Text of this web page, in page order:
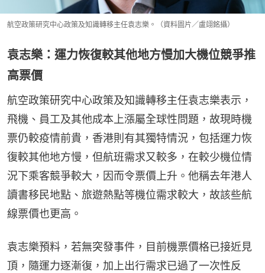
航空政策研究中心政策及知識轉移主任袁志樂。（資料圖片／盧翊銘攝）
袁志樂：運力恢復較其他地方慢加大機位競爭推
高票價
航空政策研究中心政策及知識轉移主任袁志樂表示，
飛機、員工及其他成本上漲屬全球性問題，故現時機
票仍較疫情前貴，香港則有其獨特情況，包括運力恢
復較其他地方慢，但航班需求又較多，在較少機位情
況下乘客競爭較大，因而令票價上升。他稱去年港人
讀書移民地點、旅遊熱點等機位需求較大，故該些航
線票價也更高。
袁志樂預料，若無突發事件，目前機票價格已接近見
頂，隨運力逐漸復，加上出行需求已過了一次性反